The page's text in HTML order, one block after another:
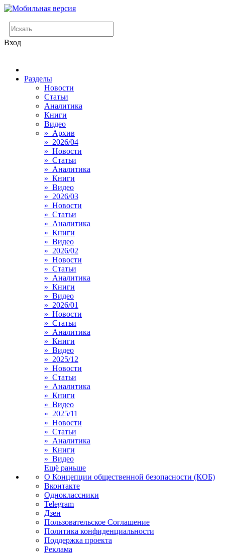
Вход
Разделы
Новости
Статьи
Аналитика
Книги
Видео
» Архив
» 2026/04
» Новости
» Статьи
» Аналитика
» Книги
» Видео
» 2026/03
» Новости
» Статьи
» Аналитика
» Книги
» Видео
» 2026/02
» Новости
» Статьи
» Аналитика
» Книги
» Видео
» 2026/01
» Новости
» Статьи
» Аналитика
» Книги
» Видео
» 2025/12
» Новости
» Статьи
» Аналитика
» Книги
» Видео
» 2025/11
» Новости
» Статьи
» Аналитика
» Книги
» Видео
Ещё раньше
О Концепции общественной безопасности (КОБ)
Вконтакте
Одноклассники
Telegram
Дзен
Пользовательское Соглашение
Политика конфиденциальности
Поддержка проекта
Реклама